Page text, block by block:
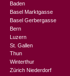
Baden
Basel Marktgasse
Basel Gerbergasse
Bern
Luzern
St. Gallen
Thun
Winterthur
Zürich Niederdorf